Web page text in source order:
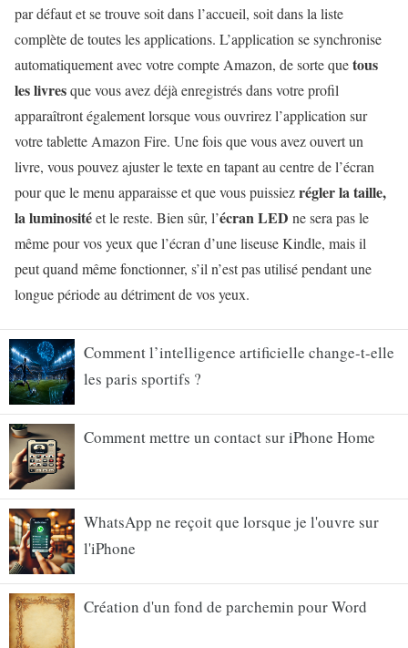
par défaut et se trouve soit dans l’accueil, soit dans la liste
complète de toutes les applications. L’application se synchronise
automatiquement avec votre compte Amazon, de sorte quetous
les livresque vous avez déjà enregistrés dans votre profil
apparaîtront également lorsque vous ouvrirez l’application sur
votre tablette Amazon Fire. Une fois que vous avez ouvert un
livre, vous pouvez ajuster le texte en tapant au centre de l’écran
pour que le menu apparaisse et que vous puissiezrégler la taille,
la luminositéet le reste. Bien sûr, l’écran LED ne sera pas le
même pour vos yeux que l’écran d’une liseuse Kindle, mais il
peut quand même fonctionner, s’il n’est pas utilisé pendant une
longue période au détriment de vos yeux.
Comment l’intelligence artificielle change-t-elle
les paris sportifs ?
Comment mettre un contact sur iPhone Home
WhatsApp ne reçoit que lorsque je l'ouvre sur
l'iPhone
Création d'un fond de parchemin pour Word